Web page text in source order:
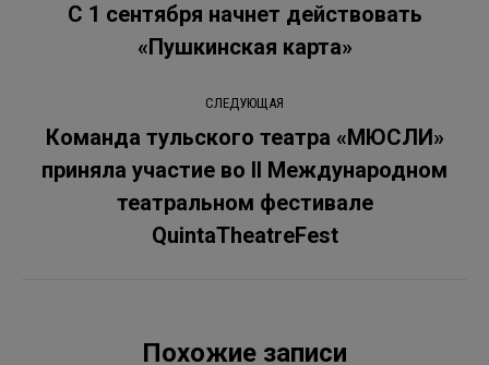
записям
Предыдущая
запись:
С 1 сентября начнет действовать
«Пушкинская карта»
СЛЕДУЮЩАЯ
Следующая
запись:
Команда тульского театра «МЮСЛИ»
приняла участие во II Международном
театральном фестивале
QuintaTheatreFest
Похожие записи